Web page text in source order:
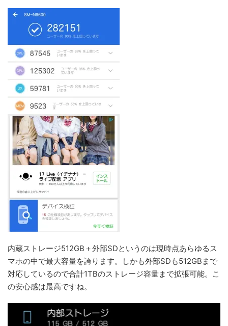
内蔵ストレージ512GB＋外部SDというのは現時点あらゆるス
マホの中で最大容量を誇ります。しかも外部SDも512GBまで
対応しているので合計1TBのストレージ容量まで拡張可能。こ
の安心感は最高ですね。